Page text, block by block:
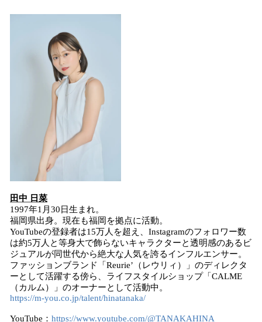
田中 日菜
1997年1月30日生まれ。
福岡県出身。現在も福岡を拠点に活動。
YouTubeの登録者は15万人を超え、Instagramのフォロワー数
は約5万人と等身大で飾らないキャラクターと透明感のあるビ
ジュアルが同世代から絶大な人気を誇るインフルエンサー。
ファッションブランド「Reurie’（レウリィ）」のディレクタ
ーとして活躍する傍ら、ライフスタイルショップ「CALME
（カルム）」のオーナーとして活動中。
https://m-you.co.jp/talent/hinatanaka/
YouTube： https://www.youtube.com/@TANAKAHINA